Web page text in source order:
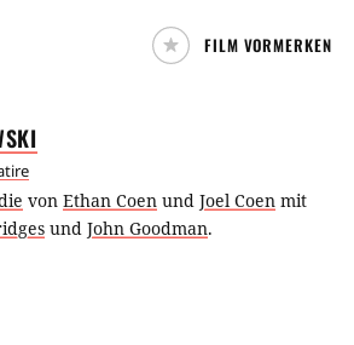
FILM VORMERKEN
von Ethan Coen und Joel Coen mit
und John Goodman.